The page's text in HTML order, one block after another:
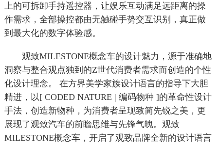
上的可拆卸手持遥控器，让娱乐互动满足远距离的操
作需求，全部操控都由无触碰手势交互识别，真正做
到最大化的数字体验感。
观致MILESTONE概念车的设计魅力，源于准确地
洞察与整合观点独到的Z世代消费者需求而创造的个性
化设计理念。 在方界美学家族设计语言的指导下大胆
精进，以[ CODED NATURE | 编码物种 ]的革命性设计
手法，创造新物种，为消费者呈现致简先锐之美，更
展现了观致汽车的前瞻思维与先锋气魄。观致
MILESTONE概念车，开启了观致品牌全新的设计语言